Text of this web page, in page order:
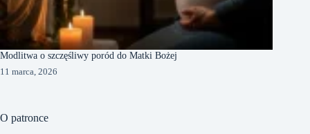
Modlitwa o szczęśliwy poród do Matki Bożej
11 marca, 2026
O patronce